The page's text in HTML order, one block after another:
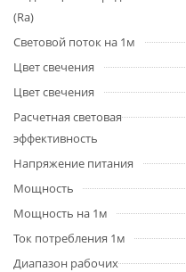
(Ra)
Световой поток на 1м
Цвет свечения
Цвет свечения
Расчетная световая
эффективность
Напряжение питания
Мощность
Мощность на 1м
Ток потребления 1м
Диапазон рабочих